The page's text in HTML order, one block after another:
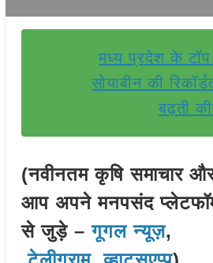
मध्य प्रदेश के टॉप
सोयाबीन की
बढ़ती
(नवीनतम कृषि समाचार
आप अपने मनपसंद
से जुड़े – गूगल न्यूज़,